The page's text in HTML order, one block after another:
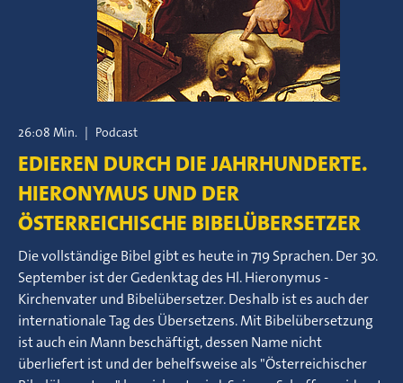
26:08 Min. | Podcast
EDIEREN DURCH DIE JAHRHUNDERTE.
HIERONYMUS UND DER
ÖSTERREICHISCHE BIBELÜBERSETZER
Die vollständige Bibel gibt es heute in 719 Sprachen. Der 30.
September ist der Gedenktag des Hl. Hieronymus -
Kirchenvater und Bibelübersetzer. Deshalb ist es auch der
internationale Tag des Übersetzens. Mit Bibelübersetzung
ist auch ein Mann beschäftigt, dessen Name nicht
überliefert ist und der behelfsweise als "Österreichischer